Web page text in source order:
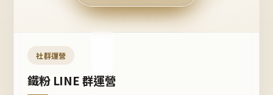
開團
嗎？
社群運營
鐵粉 LINE 群運營